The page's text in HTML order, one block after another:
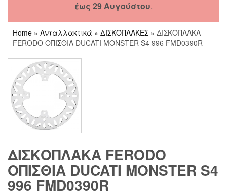
έως 29 Αυγούστου.
Home » Ανταλλακτικά » ΔΙΣΚΟΠΛΑΚΕΣ » ΔΙΣΚΟΠΛΑΚΑ
FERODO ΟΠΙΣΘΙΑ DUCATI MONSTER S4 996 FMD0390R
ΔΙΣΚΟΠΛΑΚΑ FERODO
ΟΠΙΣΘΙΑ DUCATI MONSTER S4
996 FMD0390R